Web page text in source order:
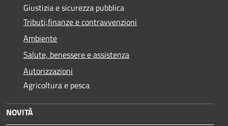
Giustizia e sicurezza pubblica
Tributi,finanze e contravvenzioni
Ambiente
Salute, benessere e assistenza
Autorizzazioni
Agricoltura e pesca
NOVITÀ